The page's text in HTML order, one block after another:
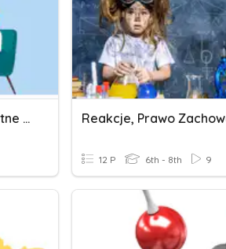
Reakcje Językowe, Przydatne Zwroty
12 P 6th - 8th 9